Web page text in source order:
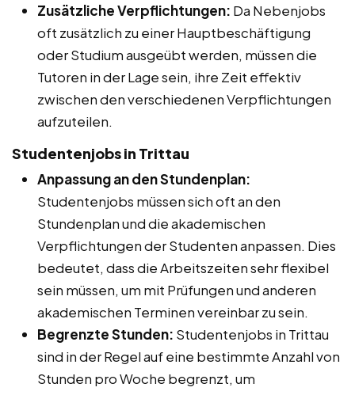
Zusätzliche Verpflichtungen: Da Nebenjobs
oft zusätzlich zu einer Hauptbeschäftigung
oder Studium ausgeübt werden, müssen die
Tutoren in der Lage sein, ihre Zeit effektiv
zwischen den verschiedenen Verpflichtungen
aufzuteilen.
Studentenjobs in Trittau
Anpassung an den Stundenplan:
Studentenjobs müssen sich oft an den
Stundenplan und die akademischen
Verpflichtungen der Studenten anpassen. Dies
bedeutet, dass die Arbeitszeiten sehr flexibel
sein müssen, um mit Prüfungen und anderen
akademischen Terminen vereinbar zu sein.
Begrenzte Stunden: Studentenjobs in Trittau
sind in der Regel auf eine bestimmte Anzahl von
Stunden pro Woche begrenzt, um